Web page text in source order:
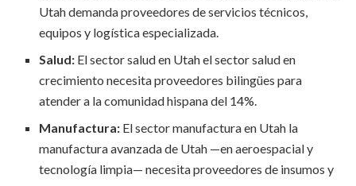
Utah demanda proveedores de servicios técnicos,
equipos y logística especializada.
Salud: El sector salud en Utah el sector salud en
crecimiento necesita proveedores bilingües para
atender a la comunidad hispana del 14%.
Manufactura: El sector manufactura en Utah la
manufactura avanzada de Utah —en aeroespacial y
tecnología limpia— necesita proveedores de insumos y